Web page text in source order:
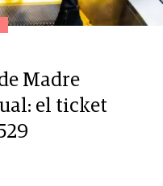
Madre
el ticket